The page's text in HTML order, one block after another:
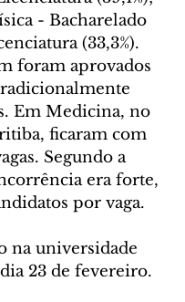
- Bacharelado
(33,3%).
foram aprovados
Em Medicina, no
ficaram com
Segundo a
era forte,
por vaga.
na universidade
23 de fevereiro.